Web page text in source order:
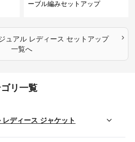
ーブル編みセットアップ
ュアル レディース セットアップ
一覧へ
›
リ一覧
レディース ジャケット